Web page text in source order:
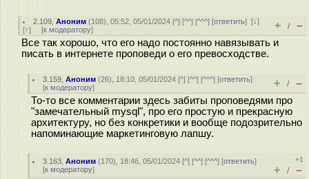
2.109 ,Аноним (108), 05:52, 05/01/2024 [^] [^^] [^^^] [ответить][↓]
[↑] [к модератору] + / –
Все так хорошо, что его надо постоянно навязывать и
писать в интернете проповеди о его превосходстве.
3.159 ,Аноним (26), 18:10, 05/01/2024 [^] [^^] [^^^] [ответить]
[к модератору] + / –
То-то все комментарии здесь забиты проповедями про
"замечательный mysql", про его простую и прекрасную
архитектуру, но без конкретики и вообще подозрительно
напоминающие маркетинговую лапшу.
3.163 ,Аноним (170), 18:46, 05/01/2024 [^] [^^] [^^^] [ответить]
[к модератору]
+1
+ / –